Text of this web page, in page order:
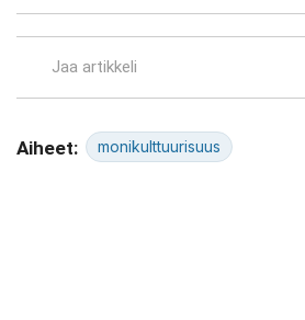
Jaa artikkeli
Aiheet: monikulttuurisuus